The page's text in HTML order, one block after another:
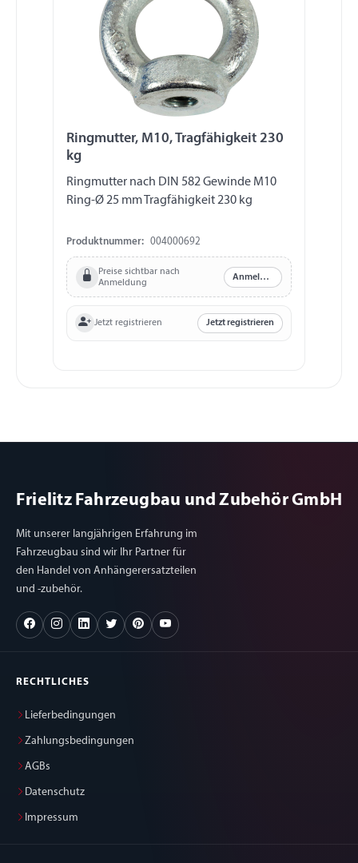
Ringmutter, M10, Tragfähigkeit 230
kg
Ringmutter nach DIN 582 Gewinde M10
Ring-Ø 25 mm Tragfähigkeit 230 kg
Produktnummer: 004000692
Preise sichtbar nach
Anmeldung
Anmelden
Jetzt registrieren Jetzt registrieren
Frielitz Fahrzeugbau und Zubehör GmbH
Mit unserer langjährigen Erfahrung im
Fahrzeugbau sind wir Ihr Partner für
den Handel von Anhängerersatzteilen
und -zubehör.
RECHTLICHES
Lieferbedingungen
Zahlungsbedingungen
AGBs
Datenschutz
Impressum